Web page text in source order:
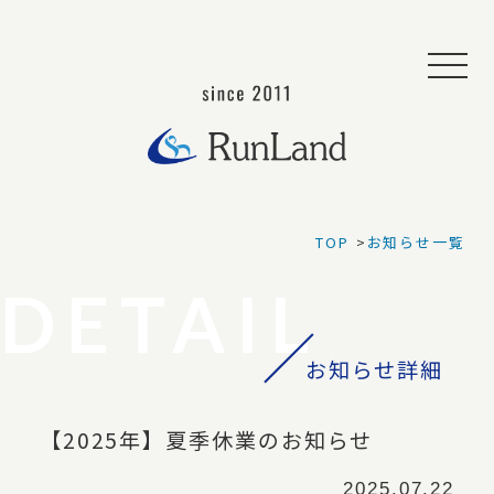
私たちについて
動画事業
TOP お知らせ一覧
お知らせ詳細
【2025年】夏季休業のお知らせ
2025.07.22